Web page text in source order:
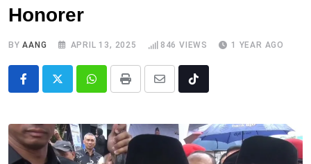
Honorer
BYAANG APRIL 13, 2025 846 VIEWS 1 YEAR AGO
Whatsapp
Print
Share
Email
Tiktok